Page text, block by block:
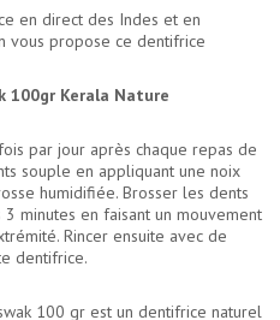
en direct des Indes et en
vous propose ce dentifrice
100gr Kerala Nature
par jour après chaque repas de
souple en appliquant une noix
humidifiée. Brosser les dents
minutes en faisant un mouvement
Rincer ensuite avec de
dentifrice.
100 gr est un dentifrice naturel